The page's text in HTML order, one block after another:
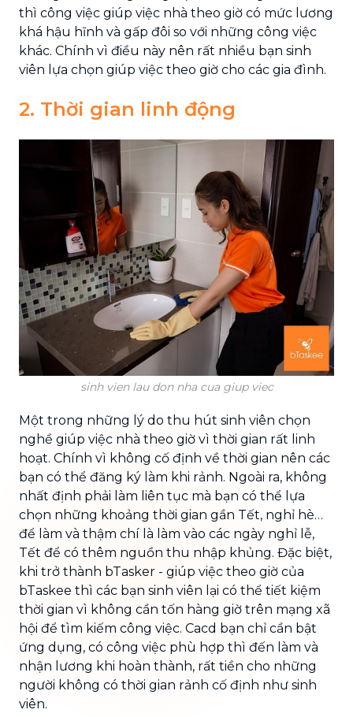
thì công việc giúp việc nhà theo giờ có mức lương
khá hậu hĩnh và gấp đôi so với những công việc
khác. Chính vì điều này nên rất nhiều bạn sinh
viên lựa chọn giúp việc theo giờ cho các gia đình.
2. Thời gian linh động
sinh vien lau don nha cua giup viec
Một trong những lý do thu hút sinh viên chọn
nghề giúp việc nhà theo giờ vì thời gian rất linh
hoạt. Chính vì không cố định về thời gian nên các
bạn có thể đăng ký làm khi rảnh. Ngoài ra, không
nhất định phải làm liên tục mà bạn có thể lựa
chọn những khoảng thời gian gần Tết, nghỉ hè…
để làm và thậm chí là làm vào các ngày nghỉ lễ,
Tết để có thêm nguồn thu nhập khủng. Đặc biệt,
khi trở thành bTasker - giúp việc theo giờ của
bTaskee thì các bạn sinh viên lại có thể tiết kiệm
thời gian vì không cần tốn hàng giờ trên mạng xã
hội để tìm kiếm công việc. Cacd bạn chỉ cần bật
ứng dụng, có công việc phù hợp thì đến làm và
nhận lương khi hoàn thành, rất tiền cho những
người không có thời gian rảnh cố định như sinh
viên.